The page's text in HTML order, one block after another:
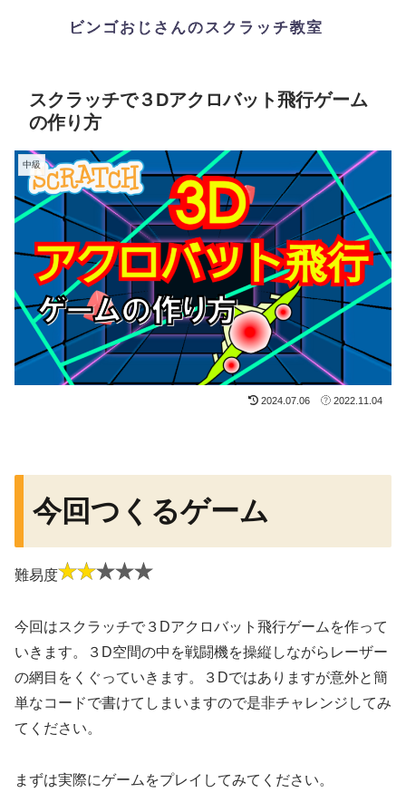
スクラッチで３Dアクロバット飛行ゲーム
の作り方
中級
2024.07.06 2022.11.04
今回つくるゲーム
難易度
今回はスクラッチで３Dアクロバット飛行ゲームを作って
いきます。３D空間の中を戦闘機を操縦しながらレーザー
の網目をくぐっていきます。３Dではありますが意外と簡
単なコードで書けてしまいますので是非チャレンジしてみ
てください。
まずは実際にゲームをプレイしてみてください。